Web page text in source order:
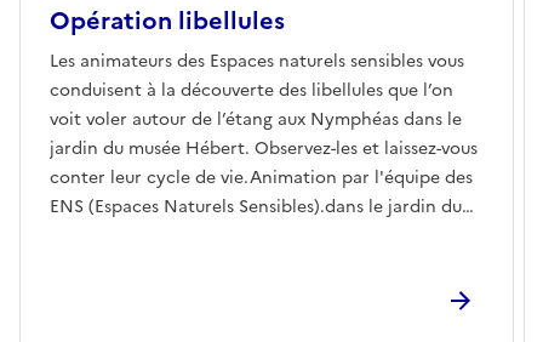
Opération libellules
Les animateurs des Espaces naturels sensibles vous
conduisent à la découverte des libellules que l’on
voit voler autour de l’étang aux Nymphéas dans le
jardin du musée Hébert. Observez-les et laissez-vous
conter leur cycle de vie.Animation par l'équipe des
ENS (Espaces Naturels Sensibles).dans le jardin du